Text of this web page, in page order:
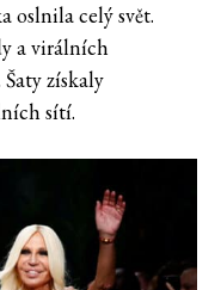
oslnila celý svět.
a virálních
získaly
sítí.